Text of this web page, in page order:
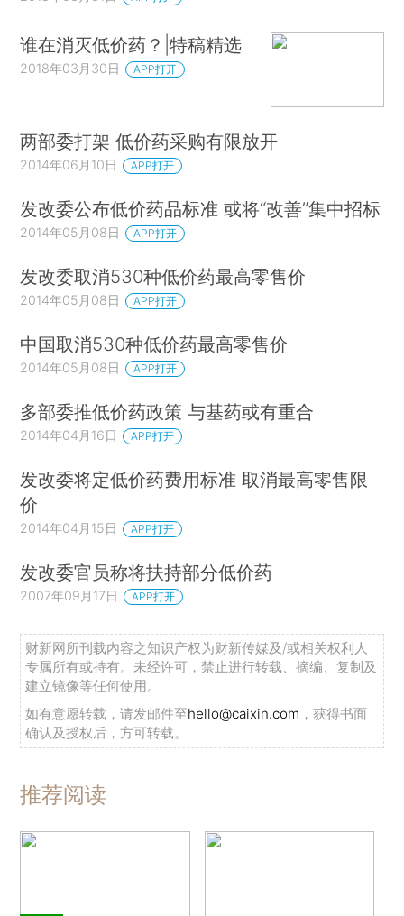
谁在消灭低价药？|特稿精选
2018年03月30日 APP打开
两部委打架 低价药采购有限放开
2014年06月10日 APP打开
发改委公布低价药品标准 或将“改善”集中招标
2014年05月08日 APP打开
发改委取消530种低价药最高零售价
2014年05月08日 APP打开
中国取消530种低价药最高零售价
2014年05月08日 APP打开
多部委推低价药政策 与基药或有重合
2014年04月16日 APP打开
发改委将定低价药费用标准 取消最高零售限
价
2014年04月15日 APP打开
发改委官员称将扶持部分低价药
2007年09月17日 APP打开
财新网所刊载内容之知识产权为财新传媒及/或相关权利人
专属所有或持有。未经许可，禁止进行转载、摘编、复制及
建立镜像等任何使用。
如有意愿转载，请发邮件至hello@caixin.com ，获得书面
确认及授权后，方可转载。
推荐阅读